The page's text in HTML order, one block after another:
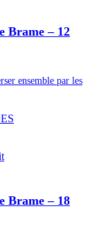
Brame – 12
ensemble par les
Brame – 18